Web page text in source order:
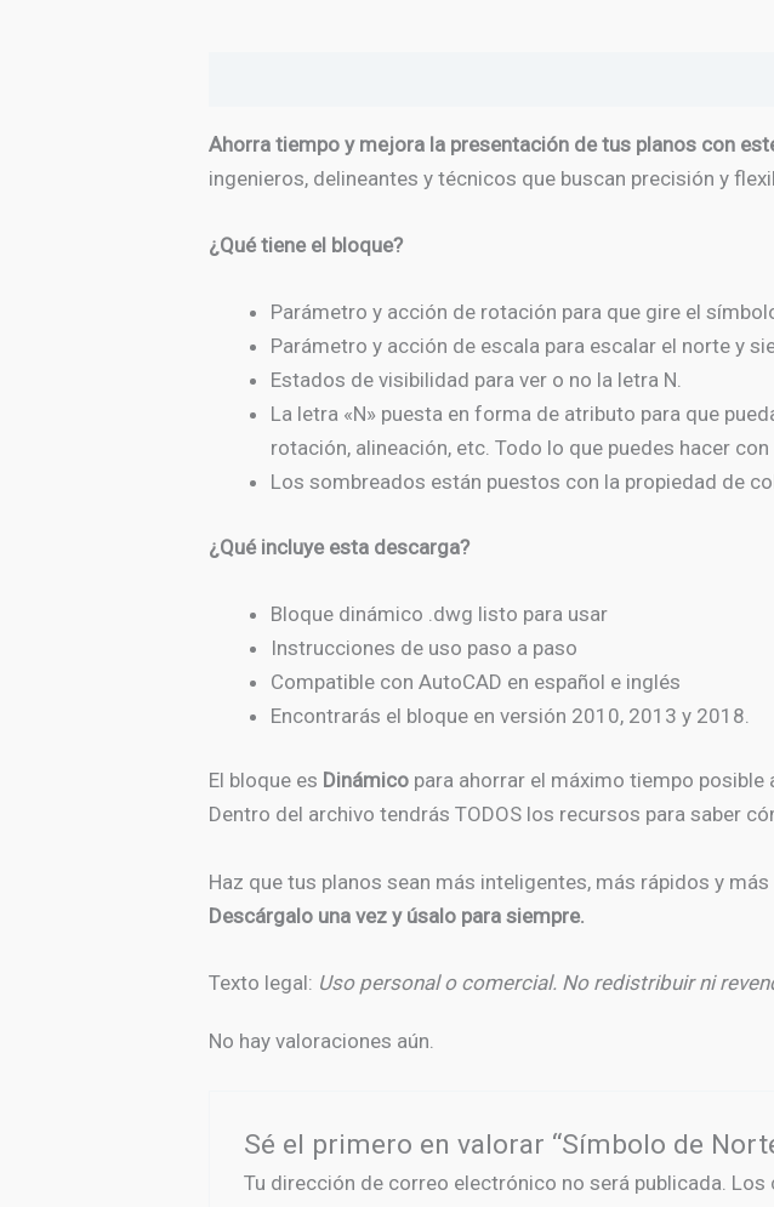
Ahorra tiempo y mejora la presentación de tus planos con
ingenieros, delineantes y técnicos que buscan precisión y
¿Qué tiene el bloque?
Parámetro y acción de rotación para que gire el
Parámetro y acción de escala para escalar el norte y
Estados de visibilidad para ver o no la letra N.
La letra «N» puesta en forma de atributo para que
rotación, alineación, etc. Todo lo que puedes hacer
Los sombreados están puestos con la propiedad de
¿Qué incluye esta descarga?
Bloque dinámico .dwg listo para usar
Instrucciones de uso paso a paso
Compatible con AutoCAD en español e inglés
Encontrarás el bloque en versión 2010, 2013 y 2018.
El bloque es Dinámico para ahorrar el máximo tiempo posible
Dentro del archivo tendrás TODOS los recursos para saber
Haz que tus planos sean más inteligentes, más rápidos y más
Descárgalo una vez y úsalo para siempre.
Texto legal: Uso personal o comercial. No redistribuir ni
No hay valoraciones aún.
Sé el primero en valorar “Símbolo de
Tu dirección de correo electrónico no será publicada. Los